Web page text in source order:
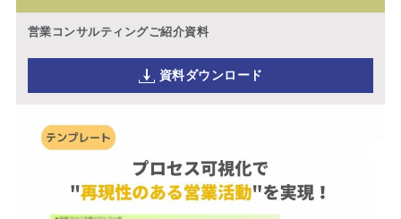
営業コンサルティングご紹介資料
資料ダウンロード